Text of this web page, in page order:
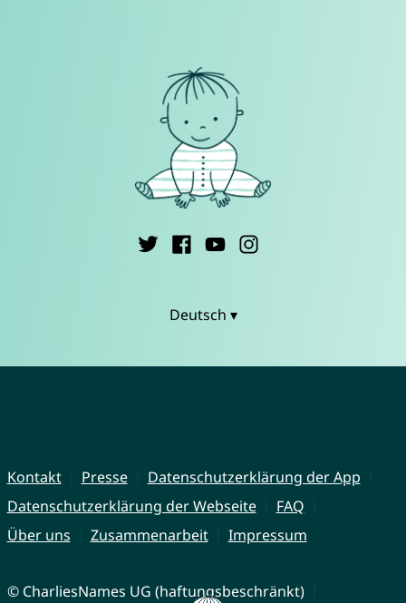
Deutsch ▾
Kontakt Presse
Datenschutzerklärung der App
Datenschutzerklärung der Webseite
FAQ
Über uns
Zusammenarbeit Impressum
© CharliesNames UG (haftungsbeschränkt)